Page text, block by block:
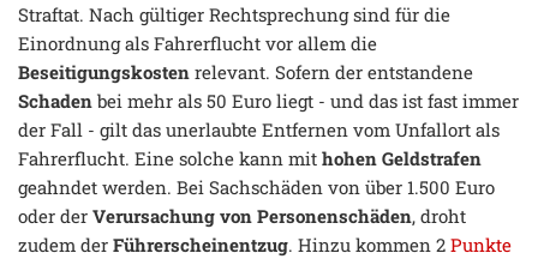
Straftat. Nach gültiger Rechtsprechung sind für die
Einordnung als Fahrerflucht vor allem die
Beseitigungskosten relevant. Sofern der entstandene
Schaden bei mehr als 50 Euro liegt - und das ist fast immer
der Fall - gilt das unerlaubte Entfernen vom Unfallort als
Fahrerflucht. Eine solche kann mit hohen Geldstrafen
geahndet werden. Bei Sachschäden von über 1.500 Euro
oder der Verursachung von Personenschäden, droht
zudem der Führerscheinentzug. Hinzu kommen 2 Punkte